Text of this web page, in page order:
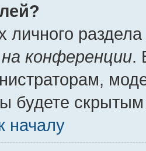
личного
конференции.
будете
началу